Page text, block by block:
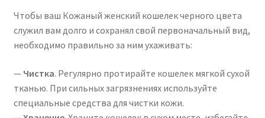
Чтобы ваш Кожаный женский кошелек черного цвета
служил вам долго и сохранял свой первоначальный вид,
необходимо правильно за ним ухаживать:
— Чистка. Регулярно протирайте кошелек мягкой сухой
тканью. При сильных загрязнениях используйте
специальные средства для чистки кожи.